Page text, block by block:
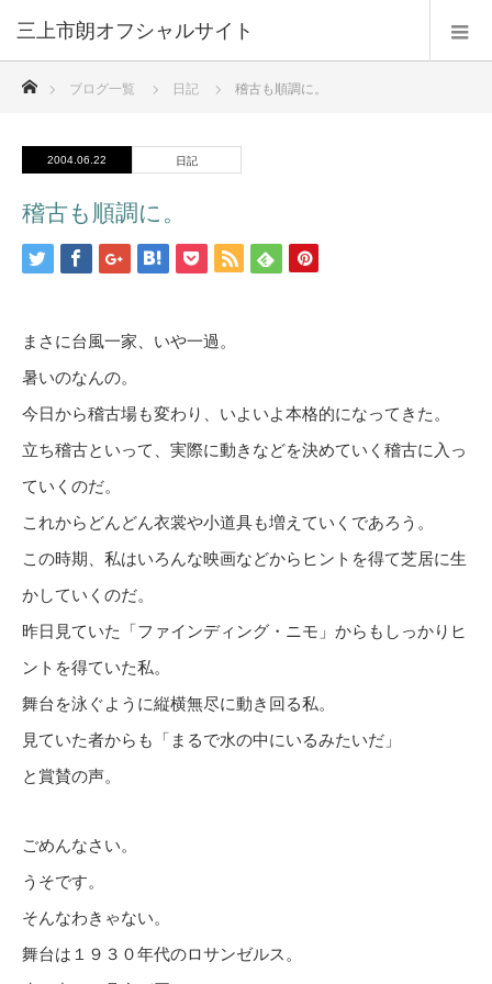
三上市朗オフシャルサイト
ブログ一覧 日記 稽古も順調に。
2004.06.22 日記
稽古も順調に。
まさに台風一家、いや一過。
暑いのなんの。
今日から稽古場も変わり、いよいよ本格的になってきた。
立ち稽古といって、実際に動きなどを決めていく稽古に入っ
ていくのだ。
これからどんどん衣裳や小道具も増えていくであろう。
この時期、私はいろんな映画などからヒントを得て芝居に生
かしていくのだ。
昨日見ていた「ファインディング・ニモ」からもしっかりヒ
ントを得ていた私。
舞台を泳ぐように縦横無尽に動き回る私。
見ていた者からも「まるで水の中にいるみたいだ」
と賞賛の声。
ごめんなさい。
うそです。
そんなわきゃない。
舞台は１９３０年代のロサンゼルス。